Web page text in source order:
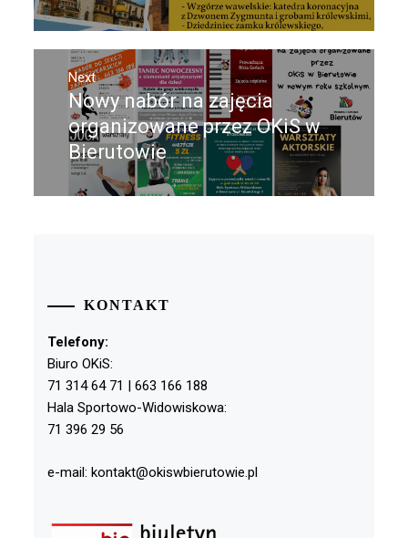
Next
Next
post:
Nowy nabór na zajęcia
organizowane przez OKiS w
Bierutowie
KONTAKT
Telefony:
Biuro OKiS:
71 314 64 71 | 663 166 188
Hala Sportowo-Widowiskowa:
71 396 29 56
e-mail: kontakt@okiswbierutowie.pl